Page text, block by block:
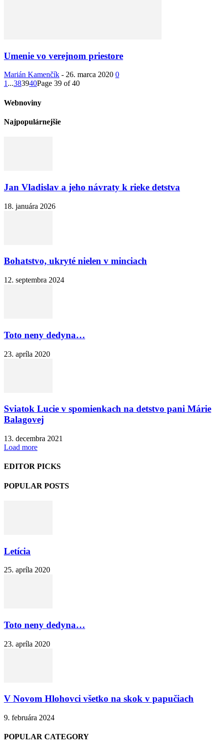
Umenie vo verejnom priestore
Marián Kamenčík - 26. marca 2020 0
1...383940Page 39 of 40
Webnoviny
Najpopulárnejšie
Jan Vladislav a jeho návraty k rieke detstva
18. januára 2026
Bohatstvo, ukryté nielen v minciach
12. septembra 2024
Toto neny dedyna…
23. apríla 2020
Sviatok Lucie v spomienkach na detstvo pani Márie
Balagovej
13. decembra 2021
Load more
EDITOR PICKS
POPULAR POSTS
Letícia
25. apríla 2020
Toto neny dedyna…
23. apríla 2020
V Novom Hlohovci všetko na skok v papučiach
9. februára 2024
POPULAR CATEGORY